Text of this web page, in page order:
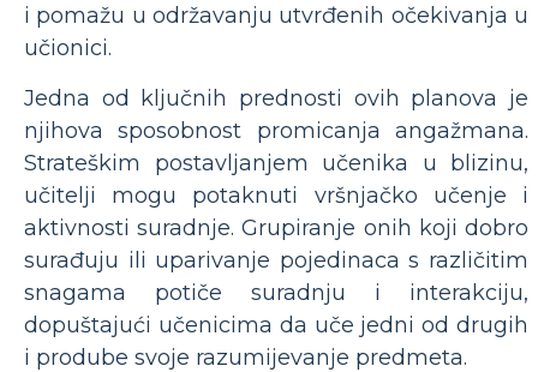
i pomažu u održavanju utvrđenih očekivanja u
učionici.
Jedna od ključnih prednosti ovih planova je
njihova sposobnost promicanja angažmana.
Strateškim postavljanjem učenika u blizinu,
učitelji mogu potaknuti vršnjačko učenje i
aktivnosti suradnje. Grupiranje onih koji dobro
surađuju ili uparivanje pojedinaca s različitim
snagama potiče suradnju i interakciju,
dopuštajući učenicima da uče jedni od drugih
i prodube svoje razumijevanje predmeta.